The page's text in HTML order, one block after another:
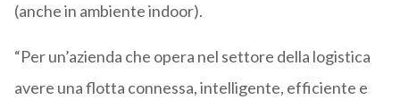
(anche in ambiente indoor).
“Per un’azienda che opera nel settore della logistica
avere una flotta connessa, intelligente, efficiente e